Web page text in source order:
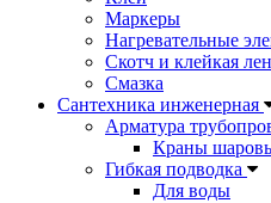
Маркеры
Нагревательные
Скотч и клейкая
Смазка
Сантехника инженерная
Арматура
Краны
Гибкая подводка
Для воды